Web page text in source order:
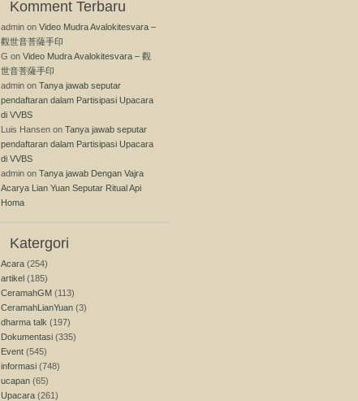
Komment Terbaru
admin on Video Mudra Avalokitesvara –
觀世音菩薩手印
G on Video Mudra Avalokitesvara – 觀
世音菩薩手印
admin on Tanya jawab seputar
pendaftaran dalam Partisipasi Upacara
di VVBS
Luis Hansen on Tanya jawab seputar
pendaftaran dalam Partisipasi Upacara
di VVBS
admin on Tanya jawab Dengan Vajra
Acarya Lian Yuan Seputar Ritual Api
Homa
Katergori
Acara (254)
artikel (185)
CeramahGM (113)
CeramahLianYuan (3)
dharma talk (197)
Dokumentasi (335)
Event (545)
informasi (748)
ucapan (65)
Upacara (261)